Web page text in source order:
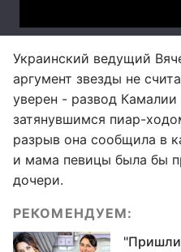
Украинский ведущий
аргумент звезды не
уверен - развод Камалии
затянувшимся пиар-
разрыв она сообщила в
и мама певицы была бы
дочери.
РЕКОМЕНДУЕМ:
"Пришли